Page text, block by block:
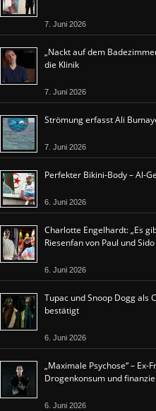
7. Juni 2026
„Nackt auf dem
die Klinik
7. Juni 2026
Strömung erfasst Ali
7. Juni 2026
Perfekter Bikini-Body – Al-
6. Juni 2026
Charlotte Engelhardt: „Es
Riesenfan von Paul und
6. Juni 2026
Tupac und Snoop Dogg als
bestätigt
6. Juni 2026
„Maximale Psychose“ – Ex-
Drogenkonsum und
6. Juni 2026